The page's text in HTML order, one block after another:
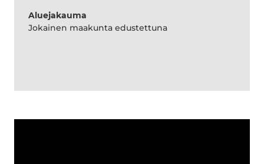
Aluejakauma
Jokainen maakunta edustettuna